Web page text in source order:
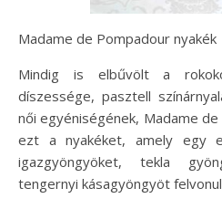
Madame de Pompadour nyakék
Mindig is elbűvölt a
díszessége, pasztell
női egyéniségének, Madame
ezt a nyakéket, amely egy
igazgyöngyöket, tekla
tengernyi kásagyöngyöt